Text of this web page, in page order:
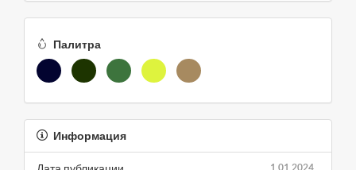
Палитра
Информация
1.01.2024